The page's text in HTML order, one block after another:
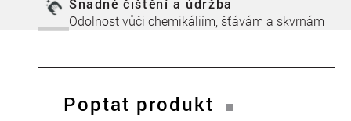
Snadné čištění a údržba
Odolnost vůči chemikáliím, šťávám a skvrnám
Poptat produkt